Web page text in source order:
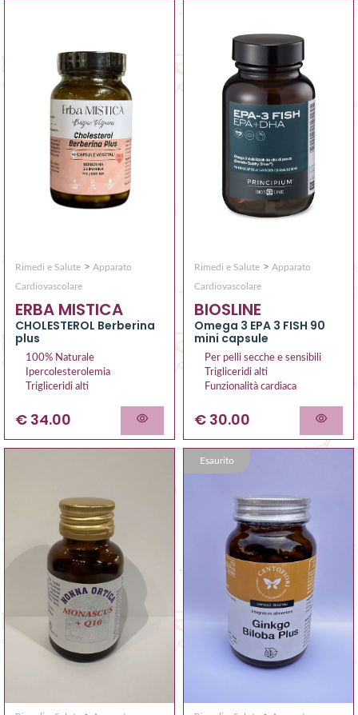
Rimedi e Salute > Apparato
Cardiovascolare
ERBA MISTICA
CHOLESTEROL Berberina
plus
100% Naturale
Ipercolesterolemia
Trigliceridi alti
€ 34.00
Rimedi e Salute > Apparato
Cardiovascolare
BIOSLINE
Omega 3 EPA 3 FISH 90
mini capsule
Per pelli secche e sensibili
Trigliceridi alti
Funzionalità cardiaca
€ 30.00
Esaurito